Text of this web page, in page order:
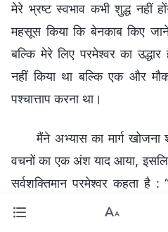
मेरे भ्रष्ट स्वभाव कभी शुद्ध
महसूस किया कि बेनकाब किए
बल्कि मेरे लिए परमेश्वर का
नहीं किया था बल्कि एक और
पश्चात्ताप करना था।
मैंने अभ्यास का मार्ग
वचनों का एक अंश याद आया,
सर्वशक्तिमान परमेश्वर कहता है :
करना और अपना कर्तव्य अच्छी